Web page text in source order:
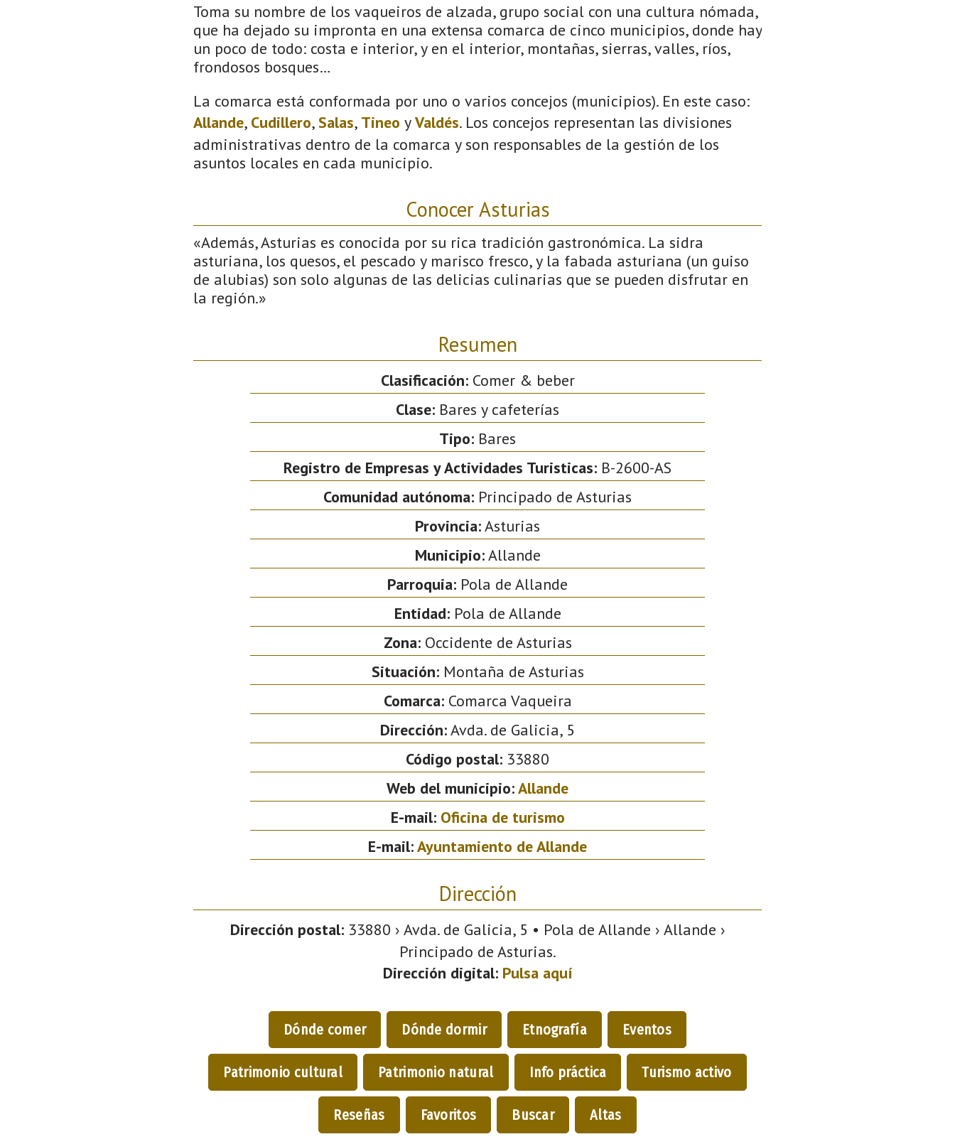
Toma su nombre de los vaqueiros de alzada, grupo social con una cultura nómada,
que ha dejado su impronta en una extensa comarca de cinco municipios, donde hay
un poco de todo: costa e interior, y en el interior, montañas, sierras, valles, ríos,
frondosos bosques…
La comarca está conformada por uno o varios concejos (municipios). En este caso:
Allande, Cudillero,Salas, Tineo yValdés. Los concejos representan las divisiones
administrativas dentro de la comarca y son responsables de la gestión de los
asuntos locales en cada municipio.
Conocer Asturias
«Además, Asturias es conocida por su rica tradición gastronómica. La sidra
asturiana, los quesos, el pescado y marisco fresco, y la fabada asturiana (un guiso
de alubias) son solo algunas de las delicias culinarias que se pueden disfrutar en
la región.»
Resumen
Clasificación:Comer & beber
Clase: Bares y cafeterías
Tipo: Bares
Registro de Empresas y Actividades Turisticas: B-2600-AS
Comunidad autónoma: Principado de Asturias
Provincia:Asturias
Municipio:Allande
Parroquia: Pola de Allande
Entidad:Pola de Allande
Zona:Occidente de Asturias
Situación:Montaña de Asturias
Comarca:Comarca Vaqueira
Dirección:Avda. de Galicia, 5
Código postal: 33880
Web del municipio:Allande
E-mail: Oficina de turismo
E-mail:Ayuntamiento de Allande
Dirección
Dirección postal:33880 › Avda. de Galicia, 5 • Pola de Allande › Allande ›
Principado de Asturias.
Dirección digital: Pulsa aquí
Dónde comer Dónde dormir Etnografía Eventos
Patrimonio cultural Patrimonio natural Info práctica Turismo activo
Reseñas Favoritos Buscar Altas